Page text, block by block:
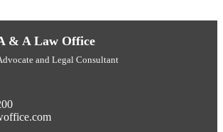
& A Law Office
and Legal Consultant